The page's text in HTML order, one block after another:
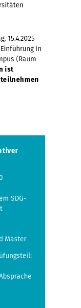
15.4.2025
in
(Raum
ist
SDG-
Master